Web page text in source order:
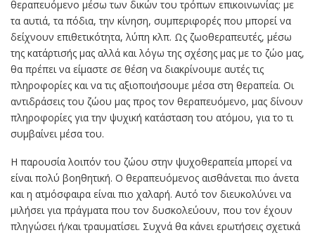
θεραπευόμενο μέσω των δικών του τρόπων επικοινωνίας: με
τα αυτιά, τα πόδια, την κίνηση, συμπεριφορές που μπορεί να
δείχνουν επιθετικότητα, λύπη κλπ. Ως ζωοθεραπευτές, μέσω
της κατάρτισής μας αλλά και λόγω της σχέσης μας με το ζώο μας,
θα πρέπει να είμαστε σε θέση να διακρίνουμε αυτές τις
πληροφορίες και να τις αξιοποιήσουμε μέσα στη θεραπεία. Οι
αντιδράσεις του ζώου μας προς τον θεραπευόμενο, μας δίνουν
πληροφορίες για την ψυχική κατάσταση του ατόμου, για το τι
συμβαίνει μέσα του.
Η παρουσία λοιπόν του ζώου στην ψυχοθεραπεία μπορεί να
είναι πολύ βοηθητική. Ο θεραπευόμενος αισθάνεται πιο άνετα
και η ατμόσφαιρα είναι πιο χαλαρή. Αυτό τον διευκολύνει να
μιλήσει για πράγματα που τον δυσκολεύουν, που τον έχουν
πληγώσει ή/και τραυματίσει. Συχνά θα κάνει ερωτήσεις σχετικά